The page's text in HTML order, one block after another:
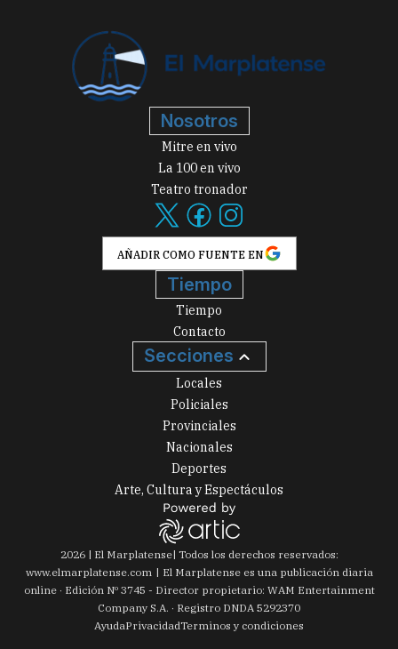
Nosotros
Mitre en vivo
La 100 en vivo
Teatro tronador
AÑADIR COMO FUENTE EN
Tiempo
Tiempo
Contacto
Secciones
Locales
Policiales
Provinciales
Nacionales
Deportes
Arte, Cultura y Espectáculos
2026| El Marplatense| Todos los derechos reservados:
www.elmarplatense.com
El Marplatense es una publicación diaria
online · Edición Nº 3745 - Director propietario: WAM Entertainment
Company S.A. · Registro DNDA 5292370
AyudaPrivacidadTerminos y condiciones